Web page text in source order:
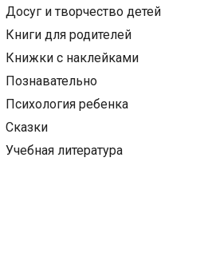
Досуг и творчество детей
Книги для родителей
Книжки с наклейками
Познавательно
Психология ребенка
Сказки
Учебная литература